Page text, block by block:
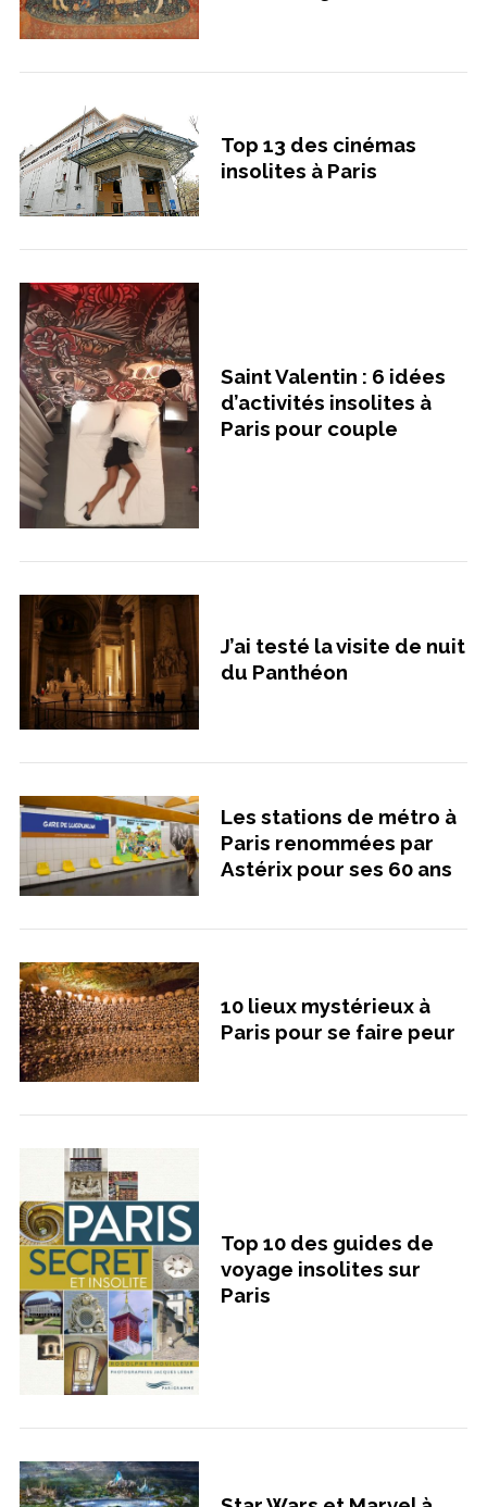
Top 13 des cinémas
insolites à Paris
Saint Valentin : 6 idées
d’activités insolites à
Paris pour couple
J’ai testé la visite de nuit
du Panthéon
Les stations de métro à
Paris renommées par
Astérix pour ses 60 ans
10 lieux mystérieux à
Paris pour se faire peur
Top 10 des guides de
voyage insolites sur
Paris
S
e